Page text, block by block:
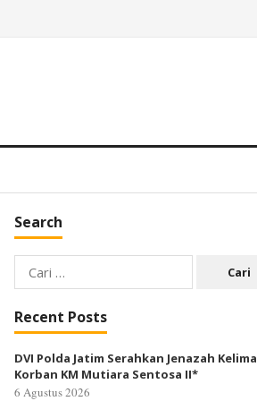
Search
Cari
untuk:
Recent Posts
DVI Polda Jatim Serahkan Jenazah Kelima
Korban KM Mutiara Sentosa II*
6 Agustus 2026